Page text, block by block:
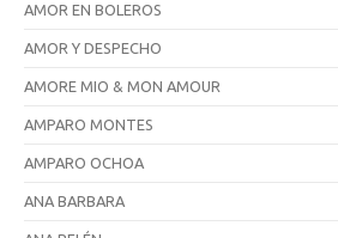
AMOR EN BOLEROS
AMOR Y DESPECHO
AMORE MIO & MON AMOUR
AMPARO MONTES
AMPARO OCHOA
ANA BARBARA